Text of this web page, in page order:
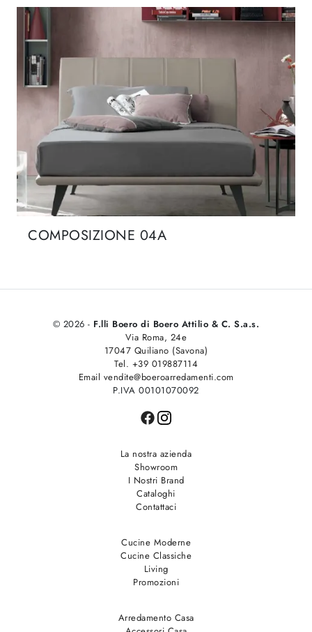
COMPOSIZIONE 04A
© 2026 - F.lli Boero di Boero Attilio & C. S.a.s.
Via Roma, 24e
17047 Quiliano (Savona)
Tel. +39 019887114
Email vendite@boeroarredamenti.com
P.IVA 00101070092
La nostra azienda
Showroom
I Nostri Brand
Cataloghi
Contattaci
Cucine Moderne
Cucine Classiche
Living
Promozioni
Arredamento Casa